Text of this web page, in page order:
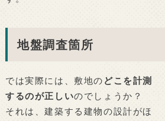
地盤調査箇所
では実際には、敷地の どこを計測
するのが正しいのでしょうか？
それは、建築する建物の設計がほ